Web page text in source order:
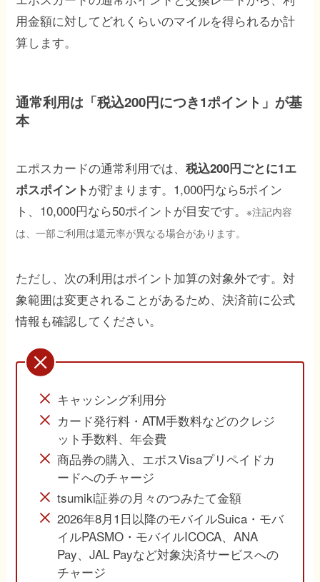
用金額に対してどれくらいのマイルを得られるか計
算します。
通常利用は「税込200円につき1ポイント」が基
本
エポスカードの通常利用では、税込200円ごとに1エ
ポスポイントが貯まります。1,000円なら5ポイン
ト、10,000円なら50ポイントが目安です。※注記内容
は、一部ご利用は還元率が異なる場合があります。
ただし、次の利用はポイント加算の対象外です。対
象範囲は変更されることがあるため、決済前に公式
情報も確認してください。
キャッシング利用分
カード発行料・ATM手数料などのクレジ
ット手数料、年会費
商品券の購入、エポスVisaプリペイドカ
ードへのチャージ
tsumiki証券の月々のつみたて金額
2026年8月1日以降のモバイルSuica・モバ
イルPASMO・モバイルICOCA、ANA
Pay、JAL Payなど対象決済サービスへの
チャージ